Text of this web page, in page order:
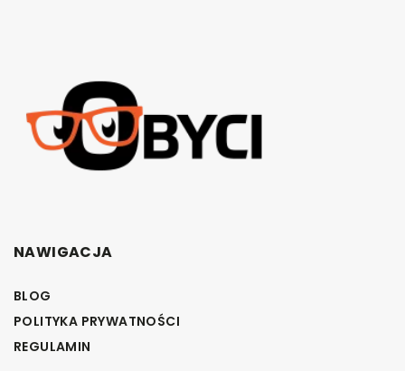
NAWIGACJA
BLOG
POLITYKA PRYWATNOŚCI
REGULAMIN